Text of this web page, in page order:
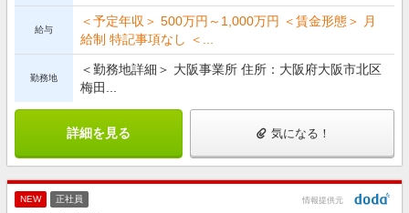
給与
＜予定年収＞ 500万円～1,000万円 ＜賃金形態＞ 月
給制 特記事項なし ＜...
勤務地
＜勤務地詳細＞ 大阪事業所 住所：大阪府大阪市北区
梅田...
詳細を見る 気になる！
NEW 正社員 情報提供元